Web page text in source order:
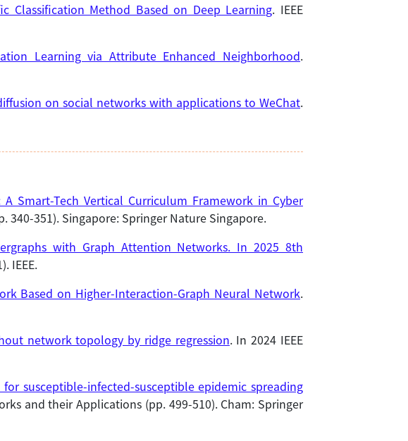
Classification Method Based on Deep Learning. IEEE
Learning via Attribute Enhanced Neighborhood.
on social networks with applications to WeChat.
Smart-Tech Vertical Curriculum Framework in Cyber
351). Singapore: Springer Nature Singapore.
with Graph Attention Networks. In 2025 8th
IEEE.
Based on Higher-Interaction-Graph Neural Network.
network topology by ridge regression. In 2024 IEEE
susceptible-infected-susceptible epidemic spreading
and their Applications (pp. 499-510). Cham: Springer